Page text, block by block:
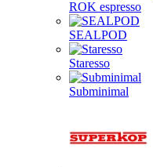
ROK espresso
SEALPOD
Staresso
Subminimal